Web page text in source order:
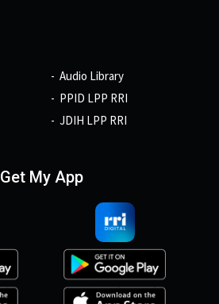
Audio Library
PPID LPP RRI
JDIH LPP RRI
Get My App